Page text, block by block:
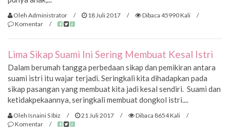
Oleh Administrator / 18 Juli 2017 / Dibaca 45990 Kali
/
Komentar
/
Lima Sikap Suami Ini Sering Membuat Kesal Istri
Dalam berumah tangga perbedaan sikap dan pemikiran antara
suami istri itu wajar terjadi. Seringkali kita dihadapkan pada
sikap pasangan yang membuat kita jadi kesal sendiri. Suami dan
ketidakpekaannya, seringkali membuat dongkol istri....
Oleh Isnaini S Ibiz / 21 Juli 2017 / Dibaca 8654 Kali
/
Komentar
/